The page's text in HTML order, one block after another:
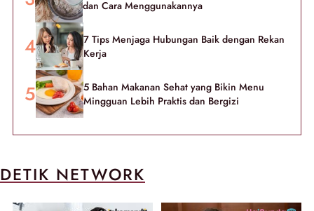
dan Cara Menggunakannya
7 Tips Menjaga Hubungan Baik dengan Rekan
Kerja
5 Bahan Makanan Sehat yang Bikin Menu
Mingguan Lebih Praktis dan Bergizi
DETIK NETWORK